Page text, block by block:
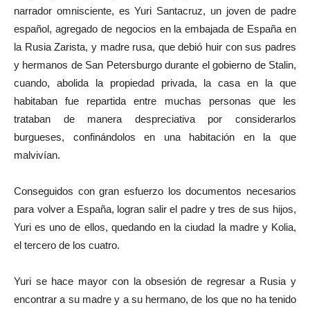
narrador omnisciente, es Yuri Santacruz, un joven de padre
español, agregado de negocios en la embajada de España en
la Rusia Zarista, y madre rusa, que debió huir con sus padres
y hermanos de San Petersburgo durante el gobierno de Stalin,
cuando, abolida la propiedad privada, la casa en la que
habitaban fue repartida entre muchas personas que les
trataban de manera despreciativa por considerarlos
burgueses, confinándolos en una habitación en la que
malvivían.
Conseguidos con gran esfuerzo los documentos necesarios
para volver a España, logran salir el padre y tres de sus hijos,
Yuri es uno de ellos, quedando en la ciudad la madre y Kolia,
el tercero de los cuatro.
Yuri se hace mayor con la obsesión de regresar a Rusia y
encontrar a su madre y a su hermano, de los que no ha tenido